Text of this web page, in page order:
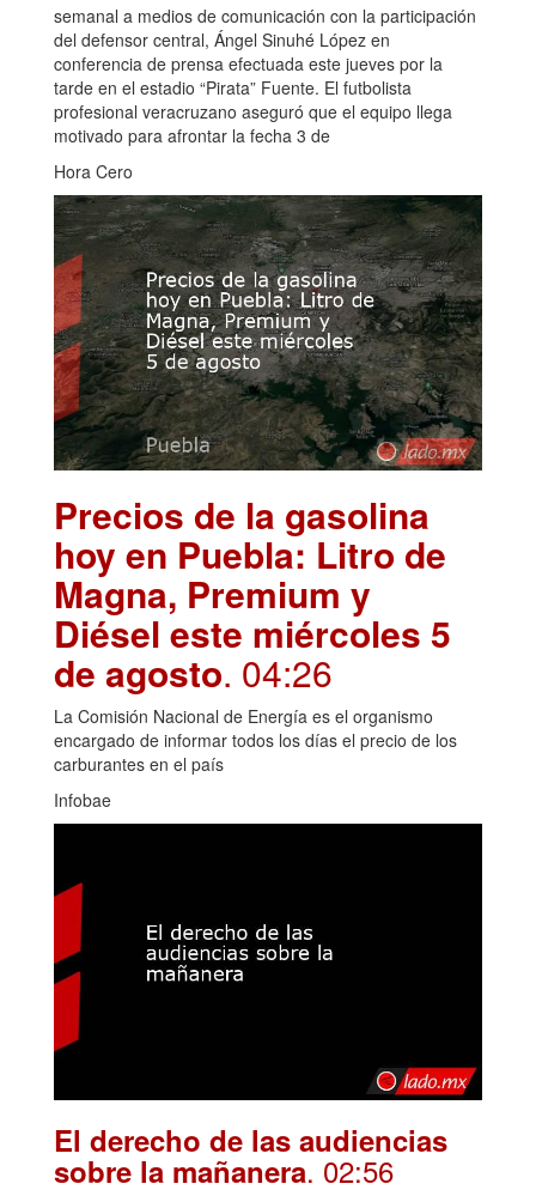
semanal a medios de comunicación con la participación
del defensor central, Ángel Sinuhé López en
conferencia de prensa efectuada este jueves por la
tarde en el estadio “Pirata” Fuente. El futbolista
profesional veracruzano aseguró que el equipo llega
motivado para afrontar la fecha 3 de
Hora Cero
Precios de la gasolina
hoy en Puebla: Litro de
Magna, Premium y
Diésel este miércoles 5
de agosto. 04:26
La Comisión Nacional de Energía es el organismo
encargado de informar todos los días el precio de los
carburantes en el país
Infobae
El derecho de las audiencias
sobre la mañanera. 02:56